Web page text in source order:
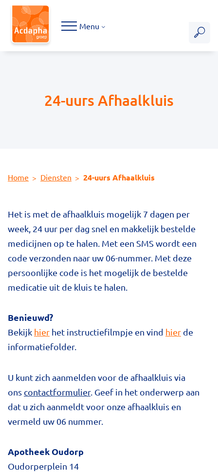
Hoofdmenu
Menu
Home Diensten 24-uurs Afhaalkluis
24-uurs Afhaalkluis
Het is met de afhaalkluis mogelijk 7 dagen per
week, 24 uur per dag snel en makkelijk bestelde
medicijnen op te halen. Met een SMS wordt een
code verzonden naar uw 06-nummer. Met deze
persoonlijke code is het mogelijk de bestelde
medicatie uit de kluis te halen.
Benieuwd?
Bekijk hier het instructiefilmpje en vind hier de
informatiefolder.
U kunt zich aanmelden voor de afhaalkluis via
ons contactformulier. Geef in het onderwerp aan
dat u zich aanmeldt voor onze afhaalkluis en
vermeld uw 06 nummer.
Apotheek Oudorp
Oudorperplein 14